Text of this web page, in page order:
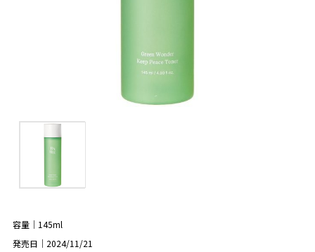
容量｜145ml
発売日｜2024/11/21